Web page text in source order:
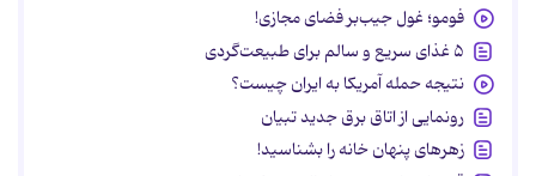
فومو؛ غول جیب‌بر فضای مجازی!
۵ غذای سریع و سالم برای طبیعت‌گردی
نتیجه حمله آمریکا به ایران چیست؟
رونمایی از اتاق برق جدید تبیان
زهرهای پنهان خانه را بشناسید!